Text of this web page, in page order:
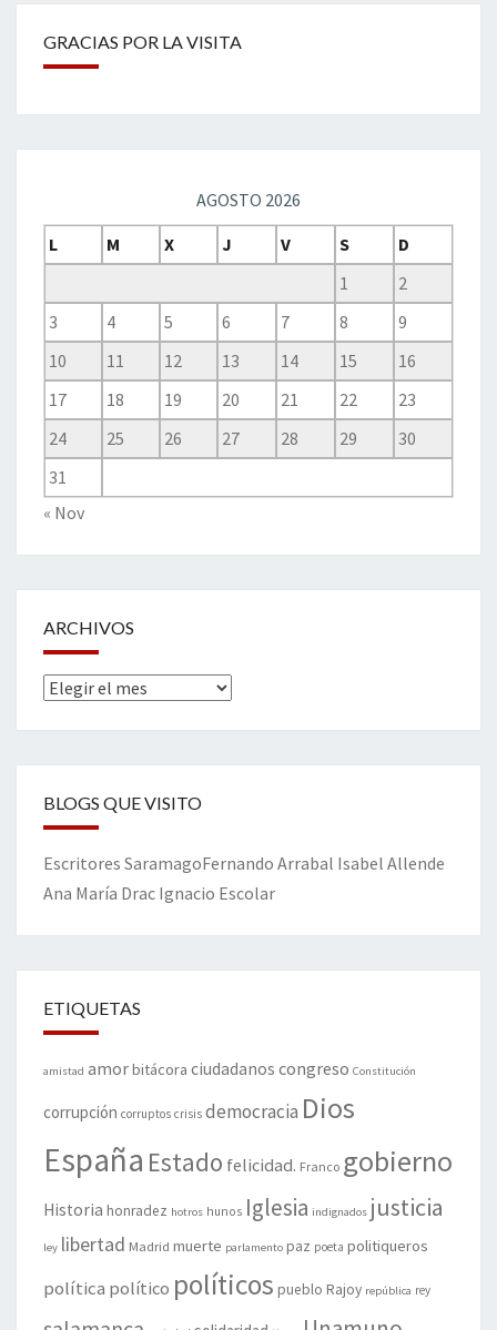
GRACIAS POR LA VISITA
AGOSTO 2026
L
M X J V S
D
1
2
3
4 5 6 7 8
9
10
11 12 13 14 15
16
17
18 19 20 21 22
23
24
25 26 27 28 29
30
31
« Nov
ARCHIVOS
Archivos
BLOGS QUE VISITO
Escritores SaramagoFernando Arrabal Isabel Allende
Ana María Drac Ignacio Escolar
ETIQUETAS
amistad amorbitácora ciudadanos congreso Constitución
corrupción corruptos crisis democracia Dios
España Estado felicidad. Franco gobierno
Historia honradez hotros hunos Iglesia indignados justicia
ley libertad Madrid muerte parlamento paz poeta politiqueros
política político políticos pueblo Rajoy república rey